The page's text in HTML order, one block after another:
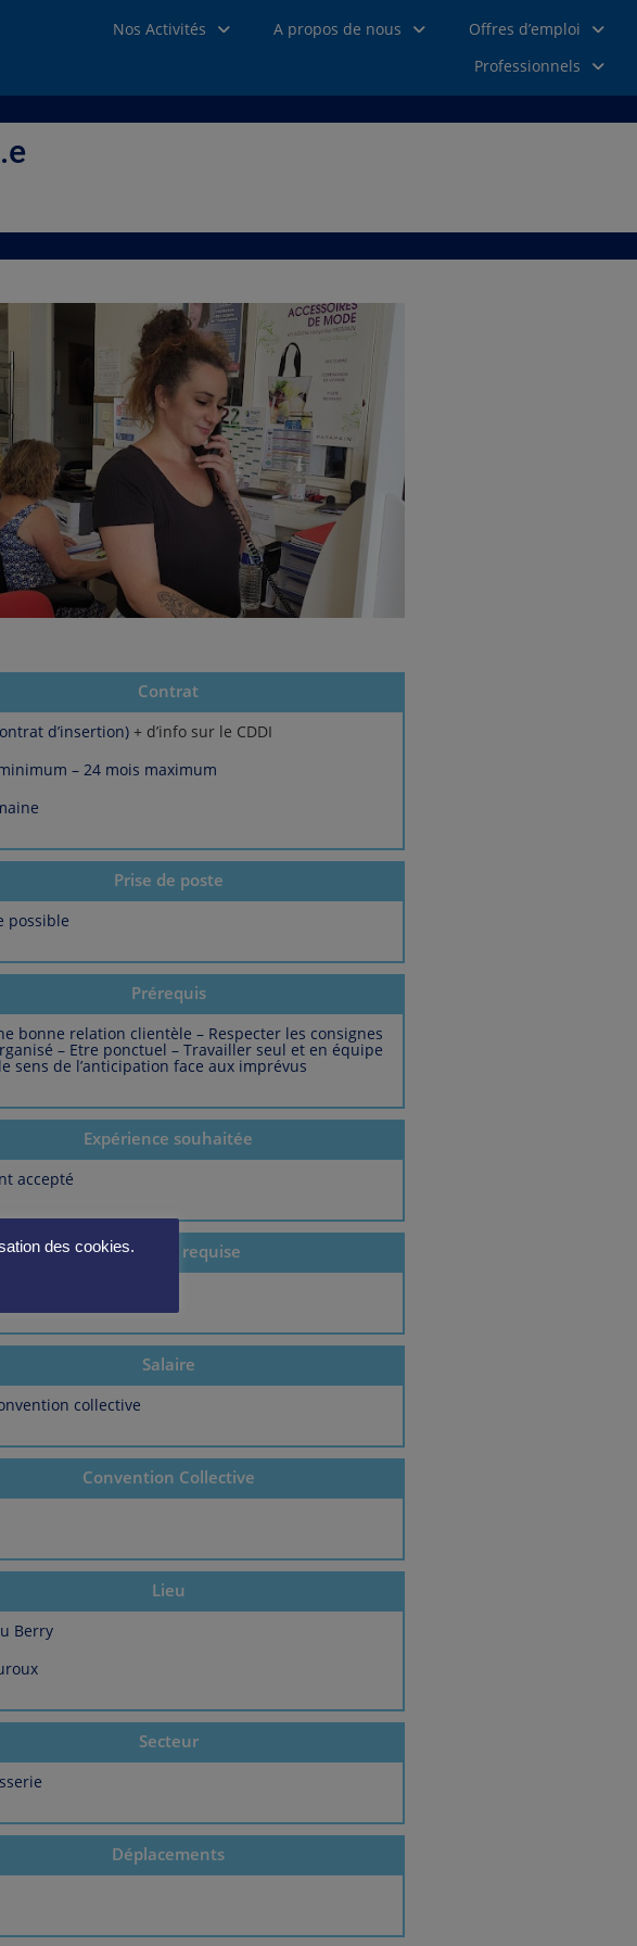
Nos Activités A propos de nous
Offres d’emploi
Professionnels
Contrat
d’insertion) + d’info sur le CDDI
– 24 mois maximum
Prise de poste
possible
Prérequis
bonne relation clientèle – Respecter les consignes
– Etre ponctuel – Travailler seul et en équipe
sens de l’anticipation face aux imprévus
Expérience souhaitée
accepté
Formation requise
Salaire
collective
Convention Collective
Lieu
Berry
Secteur
Déplacements
des cookies.